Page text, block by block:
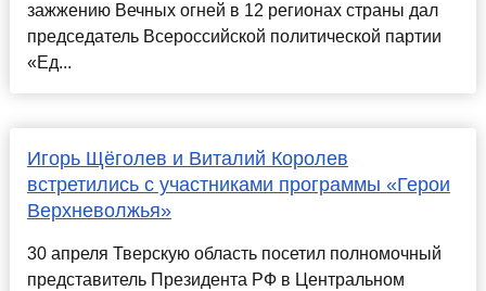
зажжению Вечных огней в 12 регионах страны дал
председатель Всероссийской политической партии
«Ед...
Игорь Щёголев и Виталий Королев
встретились с участниками программы «Герои
Верхневолжья»
30 апреля Тверскую область посетил полномочный
представитель Президента РФ в Центральном